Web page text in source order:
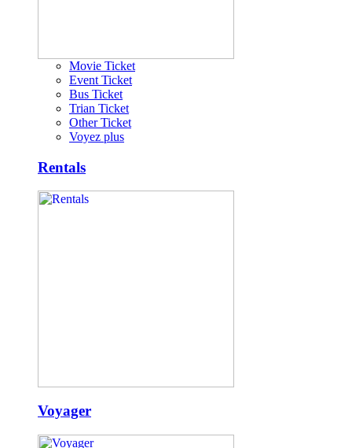
Movie Ticket
Event Ticket
Bus Ticket
Trian Ticket
Other Ticket
Voyez plus
Rentals
Voyager